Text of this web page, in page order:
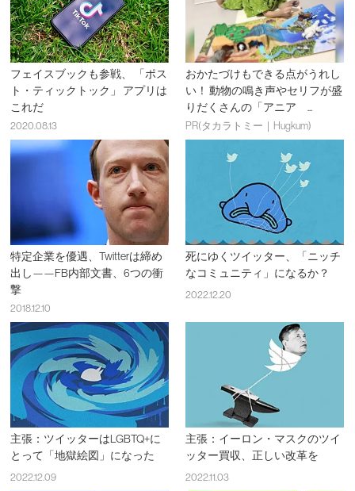
フェイスブックも参戦、 「ポス
ト・ティックトック」 アプリは
これだ
2020.08.13
おかたづけもできる点がうれし
い！ 動物の鳴き声やセリフが盛
りだくさんの「アニア ...
PR(タカラトミー｜Hugkum)
特定企業を優遇、Twitterは締め
出し——FB内部文書、6つの衝
撃
2018.12.10
死にゆくツイッター、「ニッチ
なコミュニティ」になるか？
2022.12.20
主張：ツイッターはLGBTQ+に
とって「地獄絵図」になった
2022.12.09
主張：イーロン・マスクのツイ
ッター買収、正しい改革を
2022.11.03